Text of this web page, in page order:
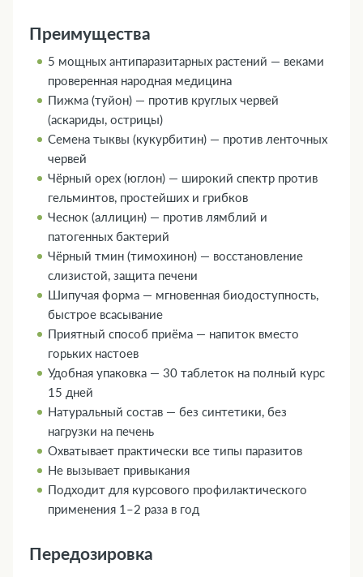
Преимущества
5 мощных антипаразитарных растений — веками
проверенная народная медицина
Пижма (туйон) — против круглых червей
(аскариды, острицы)
Семена тыквы (кукурбитин) — против ленточных
червей
Чёрный орех (юглон) — широкий спектр против
гельминтов, простейших и грибков
Чеснок (аллицин) — против лямблий и
патогенных бактерий
Чёрный тмин (тимохинон) — восстановление
слизистой, защита печени
Шипучая форма — мгновенная биодоступность,
быстрое всасывание
Приятный способ приёма — напиток вместо
горьких настоев
Удобная упаковка — 30 таблеток на полный курс
15 дней
Натуральный состав — без синтетики, без
нагрузки на печень
Охватывает практически все типы паразитов
Не вызывает привыкания
Подходит для курсового профилактического
применения 1–2 раза в год
Передозировка